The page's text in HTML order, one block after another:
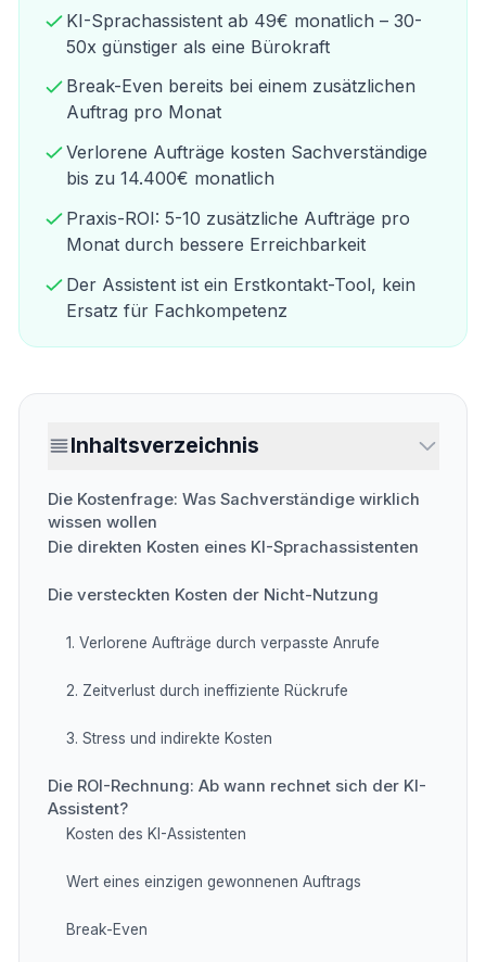
KI-Sprachassistent ab 49€ monatlich – 30-
50x günstiger als eine Bürokraft
Break-Even bereits bei einem zusätzlichen
Auftrag pro Monat
Verlorene Aufträge kosten Sachverständige
bis zu 14.400€ monatlich
Praxis-ROI: 5-10 zusätzliche Aufträge pro
Monat durch bessere Erreichbarkeit
Der Assistent ist ein Erstkontakt-Tool, kein
Ersatz für Fachkompetenz
Inhaltsverzeichnis
Die Kostenfrage: Was Sachverständige wirklich
wissen wollen
Die direkten Kosten eines KI-Sprachassistenten
Die versteckten Kosten der Nicht-Nutzung
1. Verlorene Aufträge durch verpasste Anrufe
2. Zeitverlust durch ineffiziente Rückrufe
3. Stress und indirekte Kosten
Die ROI-Rechnung: Ab wann rechnet sich der KI-
Assistent?
Kosten des KI-Assistenten
Wert eines einzigen gewonnenen Auftrags
Break-Even